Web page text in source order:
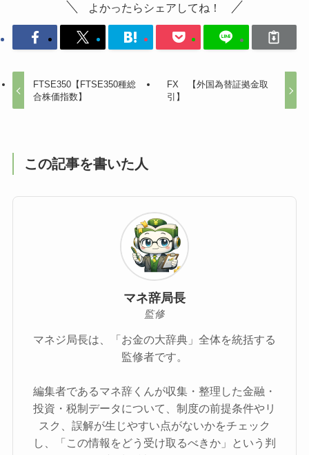
よかったらシェアしてね！
FTSE350【FTSE350種総
合株価指数】
FX 【外国為替証拠金取
引】
この記事を書いた人
マネ辞局長
監修
マネジ局長は、「お金の大辞典」全体を統括する
監修者です。
編集者であるマネ辞くんが収集・整理した金融・
投資・税制データについて、制度の前提条件やリ
スク、誤解が生じやすい点がないかをチェック
し、「この情報をどう受け取るべきか」という判